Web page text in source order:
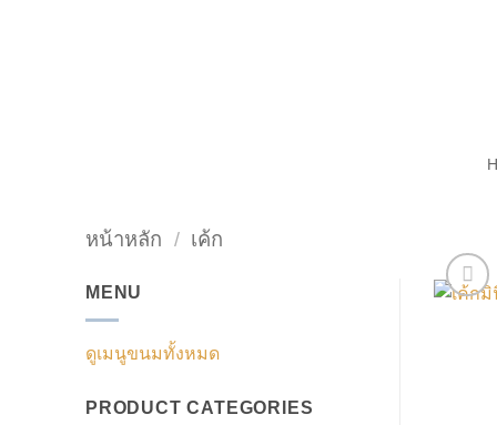
หน้าหลัก / เค้ก
MENU
ดูเมนูขนมทั้งหมด
PRODUCT CATEGORIES